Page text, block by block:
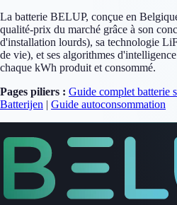
La batterie BELUP, conçue en
qualité-prix du marché grâce à son
d'installation lourds), sa technologie
de vie), et ses algorithmes
chaque kWh produit et consommé.
Pages piliers : Guide complet batterie
Batterijen | Guide autoconsommation